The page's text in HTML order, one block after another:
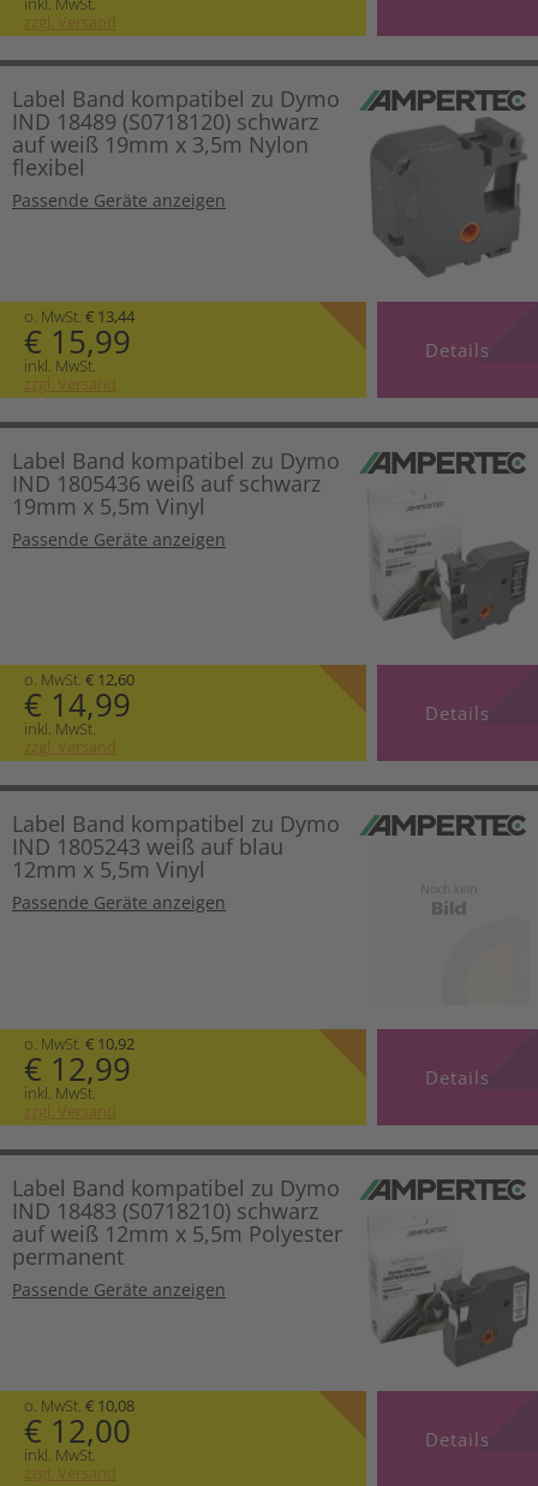
zzgl. Versand
Label Band kompatibel zu Dymo
IND 18489 (S0718120) schwarz
auf weiß 19mm x 3,5m Nylon
flexibel
Passende Geräte anzeigen
o. MwSt. € 13,44
€ 15,99
inkl. MwSt.
zzgl. Versand
Details
Label Band kompatibel zu Dymo
IND 1805436 weiß auf schwarz
19mm x 5,5m Vinyl
Passende Geräte anzeigen
o. MwSt. € 12,60
€ 14,99
inkl. MwSt.
zzgl. Versand
Details
Label Band kompatibel zu Dymo
IND 1805243 weiß auf blau
12mm x 5,5m Vinyl
Passende Geräte anzeigen
o. MwSt. € 10,92
€ 12,99
inkl. MwSt.
zzgl. Versand
Details
Label Band kompatibel zu Dymo
IND 18483 (S0718210) schwarz
auf weiß 12mm x 5,5m Polyester
permanent
Passende Geräte anzeigen
o. MwSt. € 10,08
€ 12,00
inkl. MwSt.
zzgl. Versand
Details